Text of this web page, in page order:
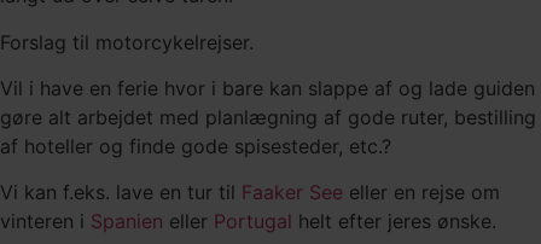
Forslag til motorcykelrejser.
Vil i have en ferie hvor i bare kan slappe af og lade guiden
gøre alt arbejdet med planlægning af gode ruter, bestilling
af hoteller og finde gode spisesteder, etc.?
Vi kan f.eks. lave en tur til Faaker See eller en rejse om
vinteren i Spanien eller Portugal helt efter jeres ønske.